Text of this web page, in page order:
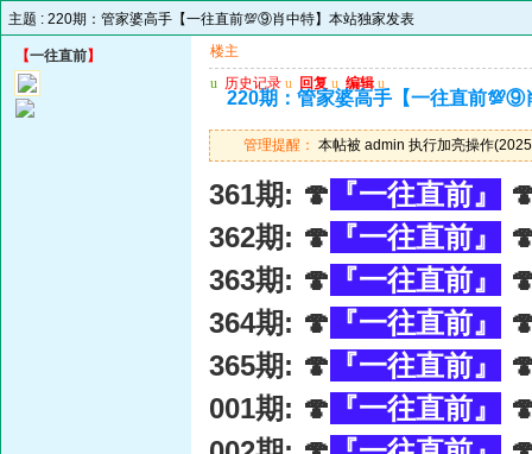
主题 : 220期：管家婆高手【一往直前💯⑨肖中特】本站独家发表
【一往直前】
楼主
u 历史记录 u 回复 u 编辑 u
220期：管家婆高手【一往直前💯⑨
管理提醒： 本帖被 admin 执行加亮操作
361期: 🍄 『一往直前』
362期: 🍄 『一往直前』
363期: 🍄 『一往直前』
364期: 🍄 『一往直前』
365期: 🍄 『一往直前』
001期: 🍄 『一往直前』